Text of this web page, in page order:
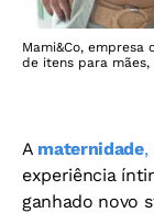
Mami&Co,
de itens para
A maternidade,
experiência
ganhado novo